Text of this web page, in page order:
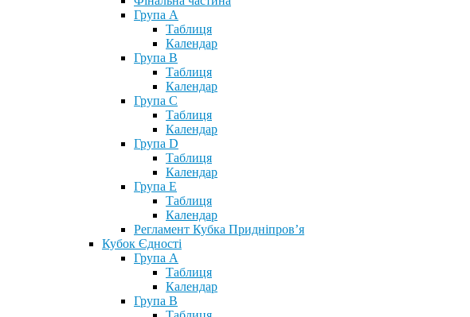
Група А
Таблиця
Календар
Група В
Таблиця
Календар
Група С
Таблиця
Календар
Група D
Таблиця
Календар
Група Е
Таблиця
Календар
Регламент Кубка Придніпров’я
Кубок Єдності
Група А
Таблиця
Календар
Група В